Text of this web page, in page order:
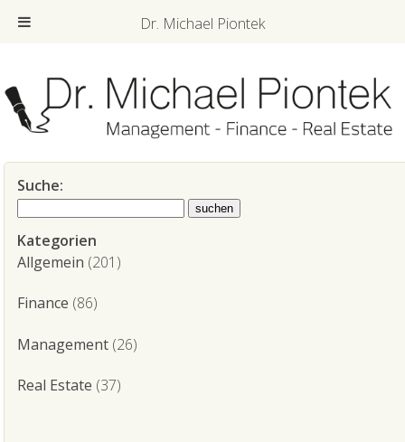
Suche:
Kategorien
Allgemein (201)
Finance (86)
Management(26)
Real Estate (37)
Dr. Michael Piontek